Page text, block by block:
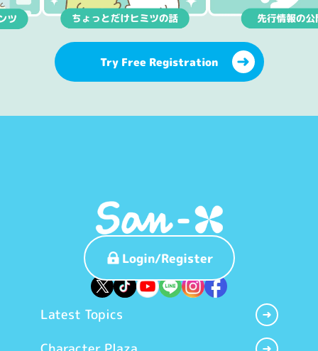
Try Free Registration
Login/Register
Latest Topics